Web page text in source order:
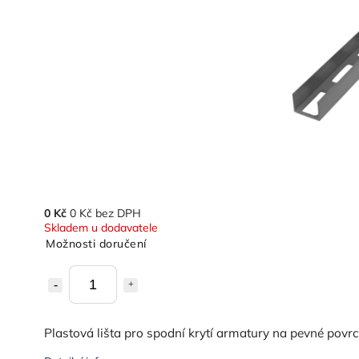
0 Kč 0 Kč bez DPH
Skladem u dodavatele
Možnosti doručení
Plastová lišta pro spodní krytí armatury na pevné